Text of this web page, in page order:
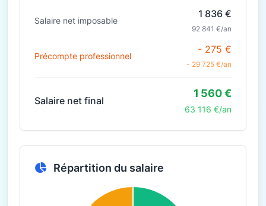
Salaire net imposable
1 836 €
92 841 €/an
Précompte professionnel
- 275 €
- 29 725 €/an
Salaire net final
1 560 €
63 116 €/an
Répartition du salaire